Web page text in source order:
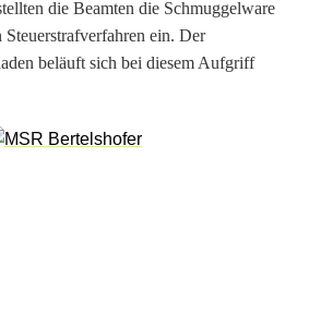
die Beamten die Schmuggelware
Steuerstrafverfahren ein. Der
beläuft sich bei diesem Aufgriff